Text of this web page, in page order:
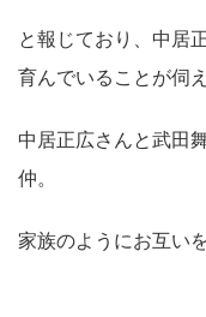
と報じており、中居
育んでいることが伺え
中居正広さんと武田
仲。
家族のようにお互い